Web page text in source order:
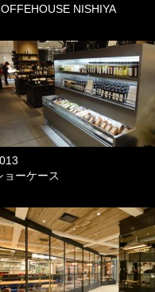
NISHIYA
ョーケース